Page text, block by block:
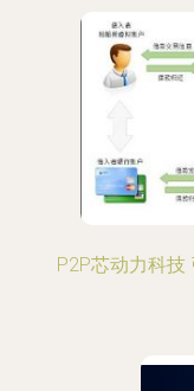
P2P芯动力科技